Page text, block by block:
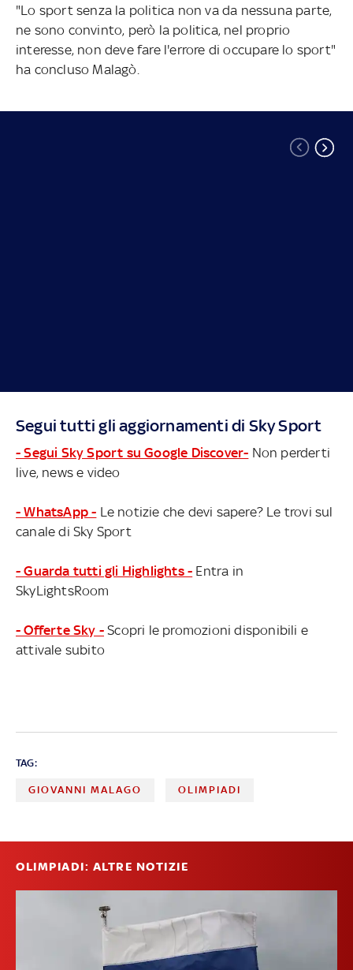
"Lo sport senza la politica non va da nessuna parte,
ne sono convinto, però la politica, nel proprio
interesse, non deve fare l'errore di occupare lo sport"
ha concluso Malagò.
Segui tutti gli aggiornamenti di Sky Sport
- Segui Sky Sport su Google Discover- Non perderti
live, news e video
- WhatsApp - Le notizie che devi sapere? Le trovi sul
canale di Sky Sport
- Guarda tutti gli Highlights - Entra in
SkyLightsRoom
- Offerte Sky - Scopri le promozioni disponibili e
attivale subito
TAG:
GIOVANNI MALAGO OLIMPIADI
OLIMPIADI: ALTRE NOTIZIE